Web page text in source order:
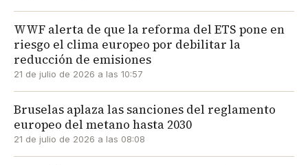
WWF alerta de que la reforma del ETS pone en
riesgo el clima europeo por debilitar la
reducción de emisiones
21 de julio de 2026 a las 10:57
Bruselas aplaza las sanciones del reglamento
europeo del metano hasta 2030
21 de julio de 2026 a las 08:08